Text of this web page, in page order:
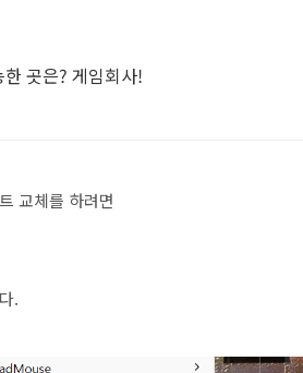
곳은? 게임회사!
교체를 하려면
.